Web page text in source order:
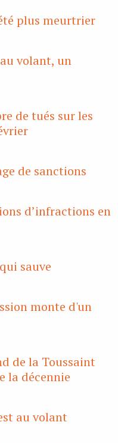
plus meurtrier
volant, un
de tués sur les
de sanctions
d’infractions en
sauve
monte d'un
de la Toussaint
la décennie
au volant